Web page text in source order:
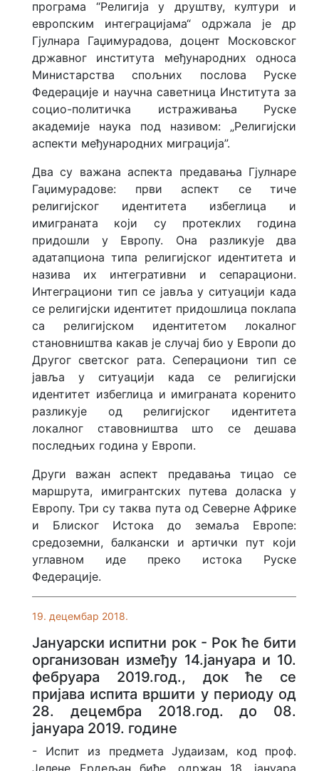
програма “Религија у друштву, култури и
европским интеграцијама“ одржала је др
Гјулнара Гаџимурадова, доцент Московског
државног института међународних односа
Министарства спољних послова Руске
Федерације и научна саветница Института за
социо-политичка истраживања Руске
академије наука под називом: „Религијски
аспекти међународних миграција”.
Два су важана аспекта предавања Гјулнаре
Гаџимурадове: први аспект се тиче
религијског идентитета избеглица и
имиграната који су протеклих година
придошли у Европу. Она разликује два
адатапциона типа религијског идентитета и
назива их интегративни и сепарациони.
Интеграциони тип се јавља у ситуацији када
се религијски идентитет придошлица поклапа
са религијском идентитетом локалног
становништва какав је случај био у Европи до
Другог светског рата. Сеперациони тип се
јавља у ситуацији када се религијски
идентитет избеглица и имиграната коренито
разликује од религијског идентитета
локалног ставовништва што се дешава
последњих година у Европи.
Други важан аспект предавања тицао се
маршрута, имигрантских путева доласка у
Европу. Три су таква пута од Северне Африке
и Блиског Истока до земаља Европе:
средоземни, балкански и артички пут који
углавном иде преко истока Руске
Федерације.
19. децембар 2018.
Јануарски испитни рок - Рок ће бити
организован између 14.јануара и 10.
фебруара 2019.год., док ће се
пријава испита вршити у периоду од
28. децембра 2018.год. до 08.
јануара 2019. године
- Испит из предмета Јудаизам, код проф.